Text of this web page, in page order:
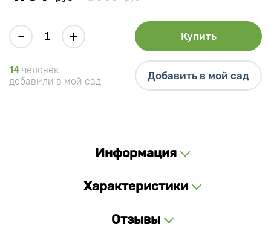
- + Купить
14 человек
добавили в мой сад
Добавить в мой сад
Информация
Характеристики
Отзывы